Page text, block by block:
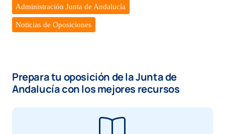
Administración Junta de Andalucía
Noticias de Oposiciones
Prepara tu oposición de la Junta de
Andalucía con los mejores recursos